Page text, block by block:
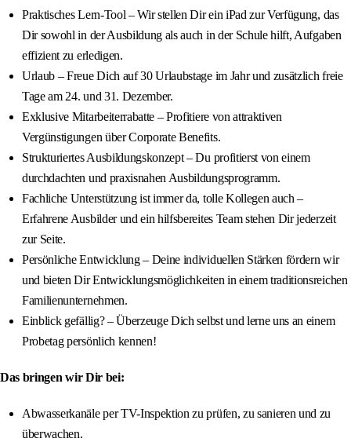
Praktisches Lern-Tool – Wir stellen Dir ein iPad zur Verfügung, das
Dir sowohl in der Ausbildung als auch in der Schule hilft, Aufgaben
effizient zu erledigen.
Urlaub – Freue Dich auf 30 Urlaubstage im Jahr und zusätzlich freie
Tage am 24. und 31. Dezember.
Exklusive Mitarbeiterrabatte – Profitiere von attraktiven
Vergünstigungen über Corporate Benefits.
Strukturiertes Ausbildungskonzept – Du profitierst von einem
durchdachten und praxisnahen Ausbildungsprogramm.
Fachliche Unterstützung ist immer da, tolle Kollegen auch –
Erfahrene Ausbilder und ein hilfsbereites Team stehen Dir jederzeit
zur Seite.
Persönliche Entwicklung – Deine individuellen Stärken fördern wir
und bieten Dir Entwicklungsmöglichkeiten in einem traditionsreichen
Familienunternehmen.
Einblick gefällig? – Überzeuge Dich selbst und lerne uns an einem
Probetag persönlich kennen!
Das bringen wir Dir bei:
Abwasserkanäle per TV-Inspektion zu prüfen, zu sanieren und zu
überwachen.